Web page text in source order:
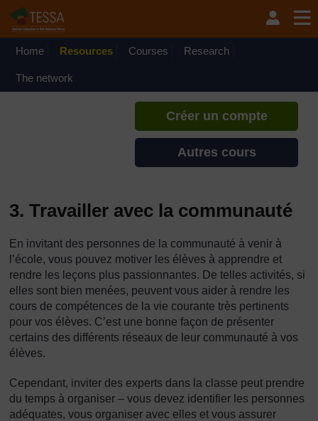
Home Resources Courses Research
The network
TESSA - Guinée-Bissau
Si vous créez un compte, vous
pouvez établir un profil
Créer un compte
Autres cours
3. Travailler avec la communauté
En invitant des personnes de la communauté à venir à
l’école, vous pouvez motiver les élèves à apprendre et
rendre les leçons plus passionnantes. De telles activités, si
elles sont bien menées, peuvent vous aider à rendre les
cours de compétences de la vie courante très pertinents
pour vos élèves. C’est une bonne façon de présenter
certains des différents réseaux de leur communauté à vos
élèves.
Cependant, inviter des experts dans la classe peut prendre
du temps à organiser – vous devez identifier les personnes
adéquates, vous organiser avec elles et vous assurer